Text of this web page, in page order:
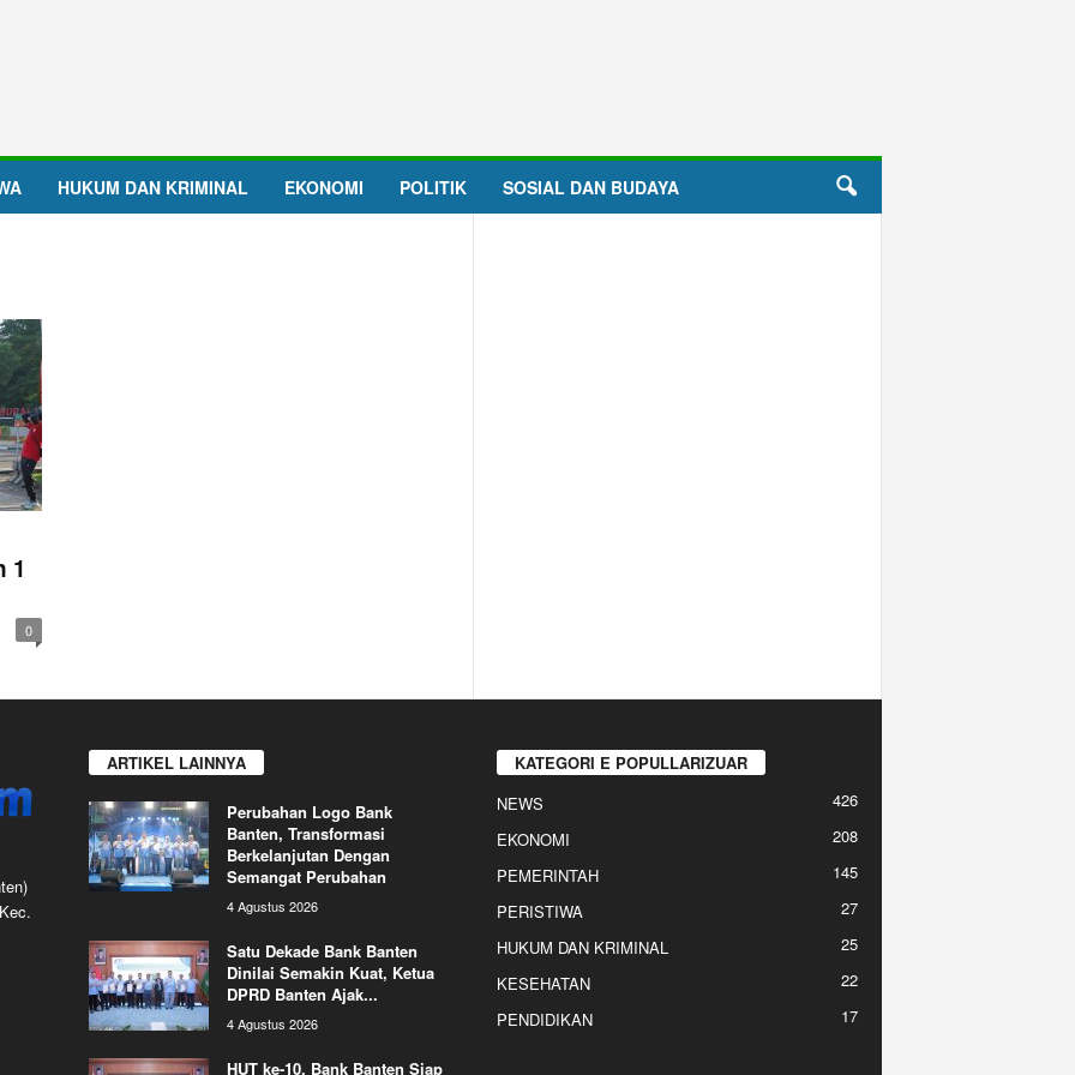
HUKUM DAN KRIMINAL EKONOMI POLITIK SOSIAL DAN BUDAYA
1
0
ARTIKEL LAINNYA
Perubahan Logo Bank
Banten, Transformasi
Berkelanjutan Dengan
Semangat Perubahan
4 Agustus 2026
Satu Dekade Bank Banten
Dinilai Semakin Kuat, Ketua
DPRD Banten Ajak...
4 Agustus 2026
HUT ke-10, Bank Banten Siap
KATEGORI E POPULLARIZUAR
NEWS
426
EKONOMI
208
PEMERINTAH
145
PERISTIWA
27
HUKUM DAN KRIMINAL
25
KESEHATAN
22
PENDIDIKAN
17